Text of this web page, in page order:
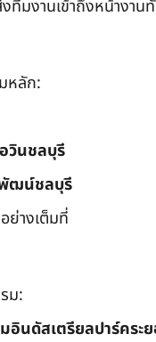
งทีมงานเข้าถึงหน้าง
หลัก:
วินชลบุรี
ฒน์ชลบุรี
ย่างเต็มที่
ม:
อินดัสเตรียลปาร์คระ